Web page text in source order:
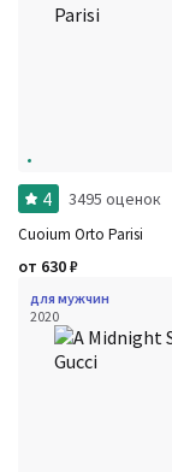
4 3495 оценок
Cuoium Orto Parisi
от 630₽
для мужчин
2020